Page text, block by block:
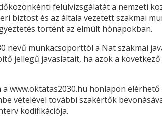
felülvizsgálatát a nemzeti
biztost és az általa vezetett szakmai
történt az elmúlt hónapokban.
nevű munkacsoporttól a Nat szakmai
jellegű javaslatait, ha azok a
www.oktatas2030.hu honlapon
vételével további szakértők
kodifikációja.